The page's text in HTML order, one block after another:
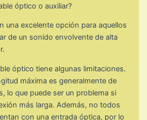
una excelente opción para aquellos
de un sonido envolvente de alta
óptico tiene algunas limitaciones.
máxima es generalmente de
lo que puede ser un problema si
más larga. Además, no todos
con una entrada óptica, por lo